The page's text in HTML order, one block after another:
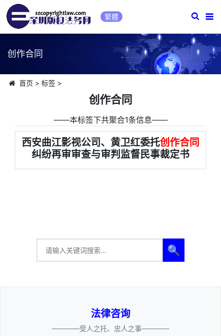
繁體
创作合同
首页 > 标签>
创作合同
――本标签下共聚合1条信息――
西安曲江影视公司、黄卫红委托创作合同
纠纷再审审查与审判监督民事裁定书
🔍
法律咨询
————受人之托、忠人之事————